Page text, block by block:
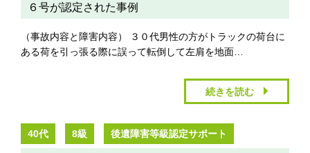
６号が認定された事例
（事故内容と障害内容） ３０代男性の方がトラックの荷台に
ある荷を引っ張る際に誤って転倒して左肩を地面…
続きを読む
40代 8級 後遺障害等級認定サポート